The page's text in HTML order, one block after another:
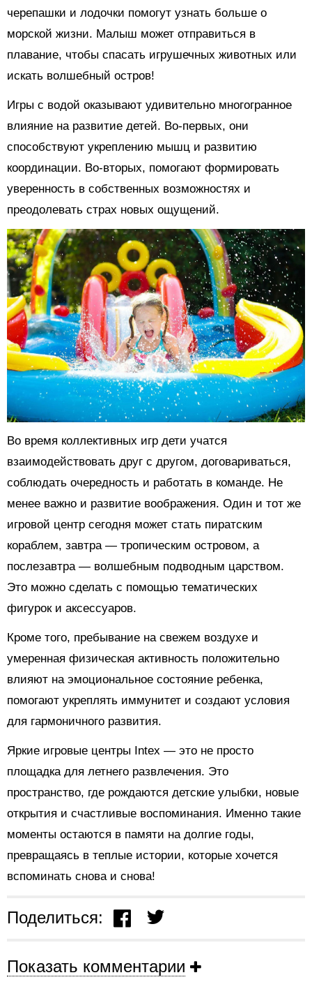
черепашки и лодочки помогут узнать больше о
морской жизни. Малыш может отправиться в
плавание, чтобы спасать игрушечных животных или
искать волшебный остров!
Игры с водой оказывают удивительно многогранное
влияние на развитие детей. Во-первых, они
способствуют укреплению мышц и развитию
координации. Во-вторых, помогают формировать
уверенность в собственных возможностях и
преодолевать страх новых ощущений.
Во время коллективных игр дети учатся
взаимодействовать друг с другом, договариваться,
соблюдать очередность и работать в команде. Не
менее важно и развитие воображения. Один и тот же
игровой центр сегодня может стать пиратским
кораблем, завтра — тропическим островом, а
послезавтра — волшебным подводным царством.
Это можно сделать с помощью тематических
фигурок и аксессуаров.
Кроме того, пребывание на свежем воздухе и
умеренная физическая активность положительно
влияют на эмоциональное состояние ребенка,
помогают укреплять иммунитет и создают условия
для гармоничного развития.
Яркие игровые центры Intex — это не просто
площадка для летнего развлечения. Это
пространство, где рождаются детские улыбки, новые
открытия и счастливые воспоминания. Именно такие
моменты остаются в памяти на долгие годы,
превращаясь в теплые истории, которые хочется
вспоминать снова и снова!
Поделиться:
Показать комментарии